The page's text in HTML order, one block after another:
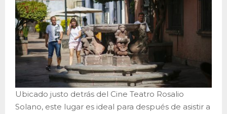
Ubicado justo detrás del Cine Teatro Rosalio
Solano, este lugar es ideal para después de asistir a